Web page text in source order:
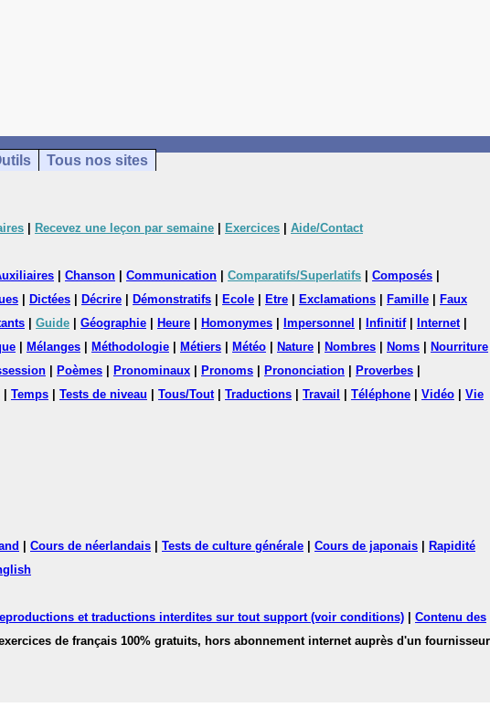
Tous nos sites
Recevez une leçon par semaine Exercices Aide/Contact
Chanson Communication Comparatifs/Superlatifs Composés
Dictées Décrire Démonstratifs Ecole Etre Exclamations Famille
Faux
Guide Géographie Heure Homonymes Impersonnel Infinitif| Internet|
Mélanges Méthodologie Métiers Météo Nature Nombres Noms
Nourriture
Poèmes Pronominaux Pronoms Prononciation Proverbes
Temps Tests de niveau Tous/Tout| Traductions Travail Téléphone Vidéo
Vie
Cours de néerlandais Tests de culture générale Cours de japonais
Rapidité
et traductions interdites sur tout support (voir conditions)
Contenu des
exercices de français 100% gratuits, hors abonnement internet auprès d'un fournisseur